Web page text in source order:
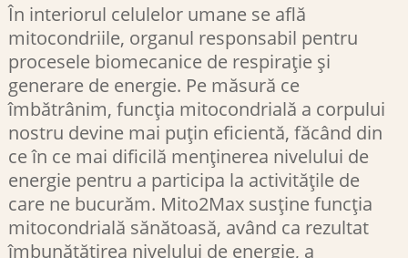
În interiorul celulelor umane se află
mitocondriile, organul responsabil pentru
procesele biomecanice de respirație și
generare de energie. Pe măsură ce
îmbătrânim, funcția mitocondrială a corpului
nostru devine mai puțin eficientă, făcând din
ce în ce mai dificilă menținerea nivelului de
energie pentru a participa la activitățile de
care ne bucurăm. Mito2Max susține funcția
mitocondrială sănătoasă, având ca rezultat
îmbunătățirea nivelului de energie, a